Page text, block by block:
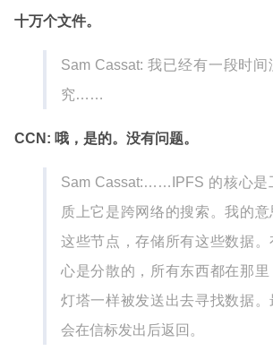
十万个文件。
Sam Cassat: 我已经有一段时间
究……
CCN: 哦，是的。没有问题。
Sam Cassat:……IPFS 的核心是
质上它是跨网络的搜索。我的
这些节点，存储所有这些数据。
心是分散的，所有东西都在那里
灯塔一样被发送出去寻找数据。
会在信标发出后返回。